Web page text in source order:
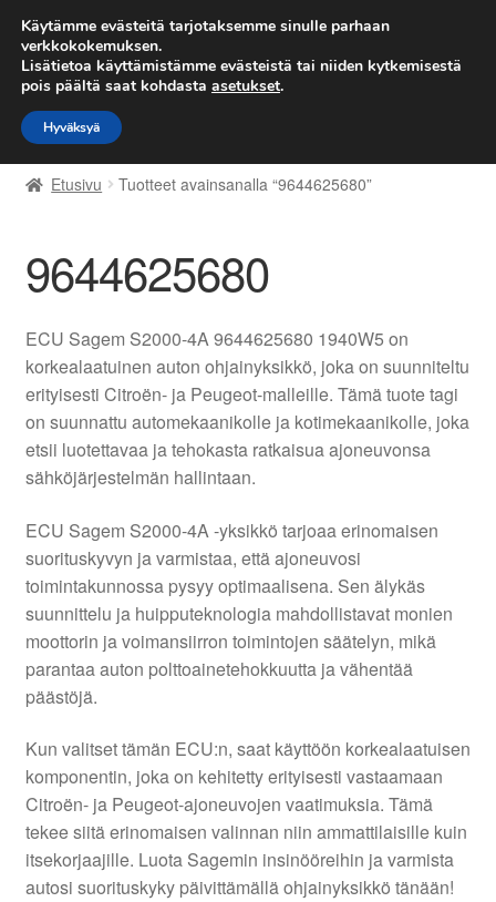
TOIMITUS alkaen 7 EUR
Siirry
navigointiin
Siirry
sisältöön
Etusivu
Kärry
Käyttöehdot
Maailmanlaajuinen toimitus
Maksut
Meistä
Ota yhteyttä
Reklamaatiomenettely
Tarkista
Tilini
Valitukset
Etusivu Tuotteet avainsanalla “9644625680”
9644625680
ECU Sagem S2000-4A 9644625680 1940W5 on
korkealaatuinen auton ohjainyksikkö, joka on suunniteltu
erityisesti Citroën- ja Peugeot-malleille. Tämä tuote tagi
on suunnattu automekaanikolle ja kotimekaanikolle, joka
etsii luotettavaa ja tehokasta ratkaisua ajoneuvonsa
sähköjärjestelmän hallintaan.
ECU Sagem S2000-4A -yksikkö tarjoaa erinomaisen
suorituskyvyn ja varmistaa, että ajoneuvosi
toimintakunnossa pysyy optimaalisena. Sen älykäs
suunnittelu ja huipputeknologia mahdollistavat monien
moottorin ja voimansiirron toimintojen säätelyn, mikä
parantaa auton polttoainetehokkuutta ja vähentää
päästöjä.
Kun valitset tämän ECU:n, saat käyttöön korkealaatuisen
komponentin, joka on kehitetty erityisesti vastaamaan
Citroën- ja Peugeot-ajoneuvojen vaatimuksia. Tämä
tekee siitä erinomaisen valinnan niin ammattilaisille kuin
itsekorjaajille. Luota Sagemin insinööreihin ja varmista
autosi suorituskyky päivittämällä ohjainyksikkö tänään!
Käytämme evästeitä tarjotaksemme sinulle parhaan
verkkokokemuksen.
Lisätietoa käyttämistämme evästeistä tai niiden kytkemisestä
pois päältä saat kohdasta asetukset.
Hyväksyä